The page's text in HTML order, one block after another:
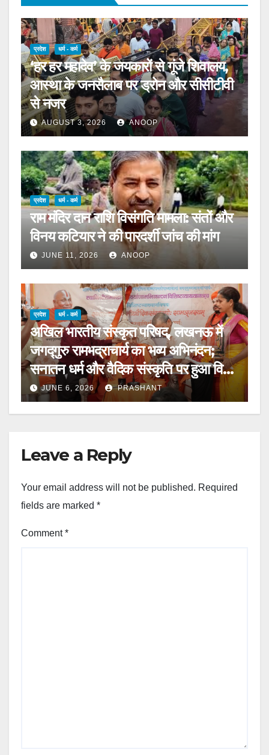
प्रदेश धर्म - कर्म
‘हर हर महादेव’ के जयकारों से गूंजे शिवालय,
आस्था के जनसैलाब पर ड्रोन और सीसीटीवी
से नजर
AUGUST 3, 2026 ANOOP
प्रदेश धर्म - कर्म
राम मंदिर दान राशि विसंगति मामला: संतों और
विनय कटियार ने की पारदर्शी जांच की मांग
JUNE 11, 2026 ANOOP
प्रदेश धर्म - कर्म
अखिल भारतीय संस्कृत परिषद्, लखनऊ में
जगद्गुरु रामभद्राचार्य का भव्य अभिनंदन;
सनातन धर्म और वैदिक संस्कृति पर हुआ विशेष
व्याख्यान
JUNE 6, 2026 PRASHANT
Leave a Reply
Your email address will not be published. Required
fields are marked *
Comment*